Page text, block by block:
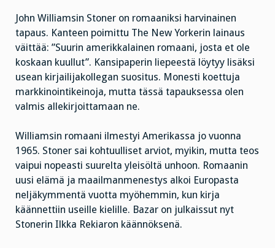
John Williamsin Stoner on romaaniksi harvinainen
tapaus. Kanteen poimittu The New Yorkerin lainaus
väittää: ”Suurin amerikkalainen romaani, josta et ole
koskaan kuullut”. Kansipaperin liepeestä löytyy lisäksi
usean kirjailijakollegan suositus. Monesti koettuja
markkinointikeinoja, mutta tässä tapauksessa olen
valmis allekirjoittamaan ne.
Williamsin romaani ilmestyi Amerikassa jo vuonna
1965. Stoner sai kohtuulliset arviot, myikin, mutta teos
vaipui nopeasti suurelta yleisöltä unhoon. Romaanin
uusi elämä ja maailmanmenestys alkoi Europasta
neljäkymmentä vuotta myöhemmin, kun kirja
käännettiin useille kielille. Bazar on julkaissut nyt
Stonerin Ilkka Rekiaron käännöksenä.